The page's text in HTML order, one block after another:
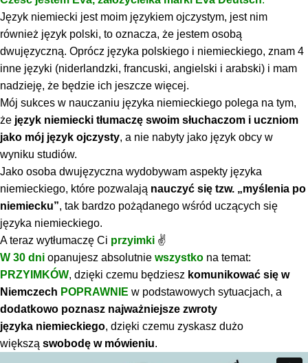
Język niemiecki jest moim językiem ojczystym, jest nim
również język polski, to oznacza, że jestem osobą
dwujęzyczną. Oprócz języka polskiego i niemieckiego, znam 4
inne języki (niderlandzki, francuski, angielski i arabski) i mam
nadzieję, że będzie ich jeszcze więcej.
Mój sukces w nauczaniu języka niemieckiego polega na tym,
że język niemiecki tłumaczę swoim słuchaczom i uczniom
jako mój język ojczysty, a nie nabyty jako język obcy w
wyniku studiów.
Jako osoba dwujęzyczna wydobywam aspekty języka
niemieckiego, które pozwalają nauczyć się tzw. „myślenia po
niemiecku”, tak bardzo pożądanego wśród uczących się
języka niemieckiego.
A teraz wytłumaczę Ci przyimki ✌
W 30 dni opanujesz absolutnie wszystko na temat:
PRZYIMKÓW, dzięki czemu będziesz komunikować się w
Niemczech POPRAWNIE w podstawowych sytuacjach, a
dodatkowo poznasz najważniejsze zwroty
języka niemieckiego, dzięki czemu zyskasz dużo
większą swobodę w mówieniu.